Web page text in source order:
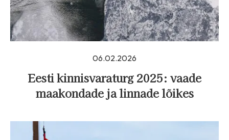
06.02.2026
Eesti kinnisvaraturg 2025: vaade
maakondade ja linnade lõikes